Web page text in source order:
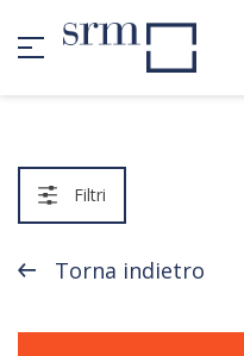
Filtri
Torna indietro